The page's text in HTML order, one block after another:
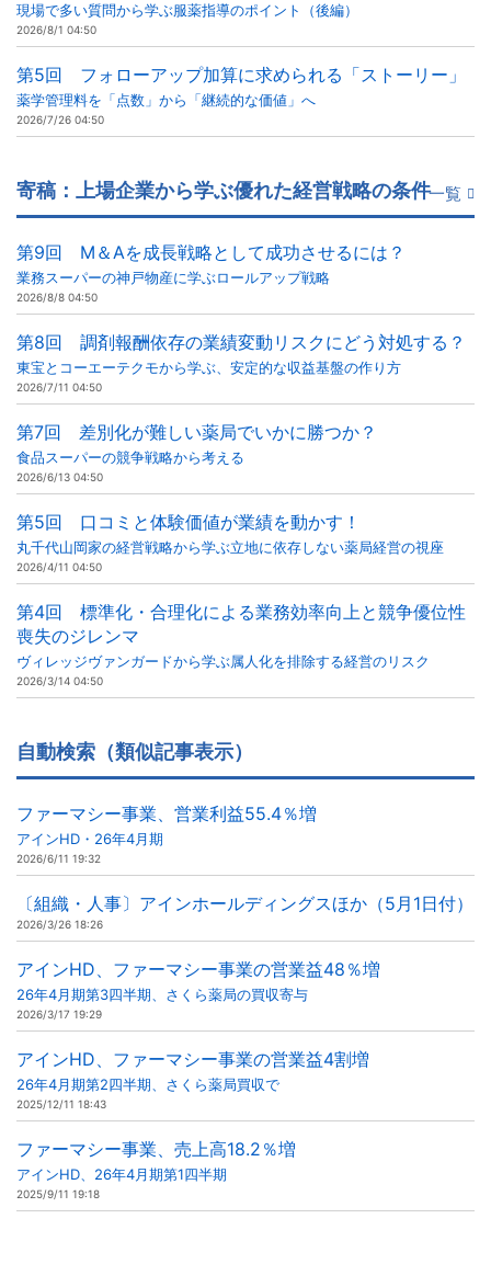
現場で多い質問から学ぶ服薬指導のポイント（後編）
2026/8/1 04:50
第5回 フォローアップ加算に求められる「ストーリー」
薬学管理料を「点数」から「継続的な価値」へ
2026/7/26 04:50
寄稿：上場企業から学ぶ優れた経営戦略の条件一覧
第9回 M＆Aを成長戦略として成功させるには？
業務スーパーの神戸物産に学ぶロールアップ戦略
2026/8/8 04:50
第8回 調剤報酬依存の業績変動リスクにどう対処する？
東宝とコーエーテクモから学ぶ、安定的な収益基盤の作り方
2026/7/11 04:50
第7回 差別化が難しい薬局でいかに勝つか？
食品スーパーの競争戦略から考える
2026/6/13 04:50
第5回 口コミと体験価値が業績を動かす！
丸千代山岡家の経営戦略から学ぶ立地に依存しない薬局経営の視座
2026/4/11 04:50
第4回 標準化・合理化による業務効率向上と競争優位性
喪失のジレンマ
ヴィレッジヴァンガードから学ぶ属人化を排除する経営のリスク
2026/3/14 04:50
自動検索（類似記事表示）
ファーマシー事業、営業利益55.4％増
アインHD・26年4月期
2026/6/11 19:32
〔組織・人事〕アインホールディングスほか（5月1日付）
2026/3/26 18:26
アインHD、ファーマシー事業の営業益48％増
26年4月期第3四半期、さくら薬局の買収寄与
2026/3/17 19:29
アインHD、ファーマシー事業の営業益4割増
26年4月期第2四半期、さくら薬局買収で
2025/12/11 18:43
ファーマシー事業、売上高18.2％増
アインHD、26年4月期第1四半期
2025/9/11 19:18